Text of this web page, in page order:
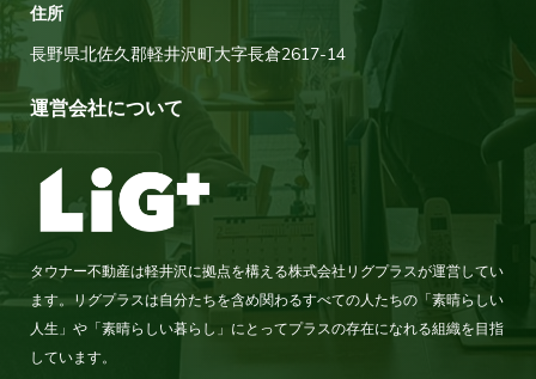
住所
長野県北佐久郡軽井沢町大字長倉2617-14
運営会社について
タウナー不動産は軽井沢に拠点を構える株式会社リグプラスが運営してい
ます。リグプラスは自分たちを含め関わるすべての人たちの「素晴らしい
人生」や「素晴らしい暮らし」にとってプラスの存在になれる組織を目指
しています。